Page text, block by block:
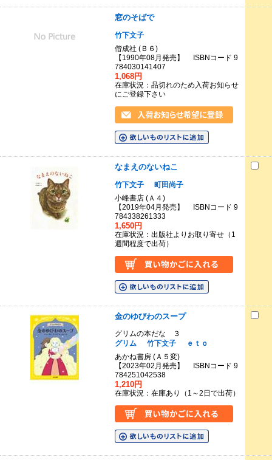
窓のそばで
竹下文子
偕成社 (Ｂ６)
【1990年08月発売】 ISBNコード 9
784030141407
1,068円
在庫状況：品切れのため入荷お知らせ
にご登録下さい
なまえのないねこ
竹下文子
町田尚子
小峰書店 (Ａ４)
【2019年04月発売】 ISBNコード 9
784338261333
1,650円
在庫状況：出版社よりお取り寄せ（1
週間程度で出荷）
金のゆびわのスープ
グリムの本だな ３
グリム
竹下文子
ｅｔｏ
あかね書房 (Ａ５変)
【2023年02月発売】 ISBNコード 9
784251042538
1,210円
在庫状況：在庫あり（1～2日で出荷）